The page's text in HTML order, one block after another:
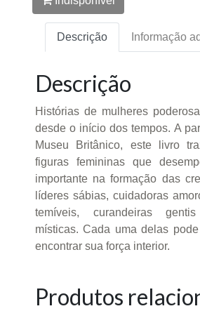
Descrição Informação
Descrição
Histórias de mulheres
desde o início dos tempos. A
Museu Britânico, este livro
figuras femininas que
importante na formação das
líderes sábias, cuidadoras
temíveis, curandeiras
místicas. Cada uma delas
encontrar sua força interior.
Produtos